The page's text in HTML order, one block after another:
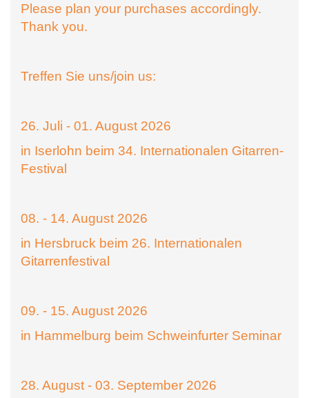
Please plan your purchases accordingly.
Thank you.
Treffen Sie uns/join us:
26. Juli - 01. August 2026
in Iserlohn beim 34. Internationalen Gitarren-
Festival
08. - 14. August 2026
in Hersbruck beim 26. Internationalen
Gitarrenfestival
09. - 15. August 2026
in Hammelburg beim Schweinfurter Seminar
28. August - 03. September 2026